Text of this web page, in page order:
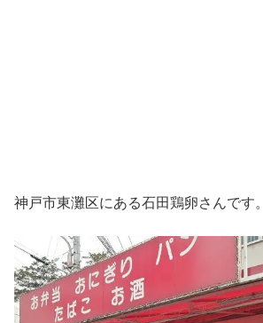
神戸市東灘区にある石田鶏卵さんです。